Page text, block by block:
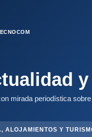
y
mirada periodística
ALOJAMIENTOS Y